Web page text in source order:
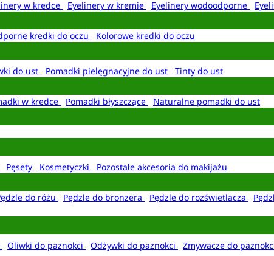
w kredce Eyelinery w kremie Eyelinery wodoodporne
kredki do oczu
Kolorowe kredki do oczu
do ust Pomadki pielęgnacyjne do ust
Tinty do ust
w kredce Pomadki błyszczące
Naturalne pomadki do ust
Pęsety Kosmetyczki
Pozostałe akcesoria do makijażu
do różu Pędzle do bronzera Pędzle do rozświetlacza
Oliwki do paznokci Odżywki do paznokci Zmywacze do